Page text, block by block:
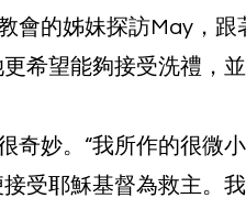
會的姊妹探訪May，
希望能夠接受洗禮，
奇妙。“我所作的很微
受耶穌基督為救主。